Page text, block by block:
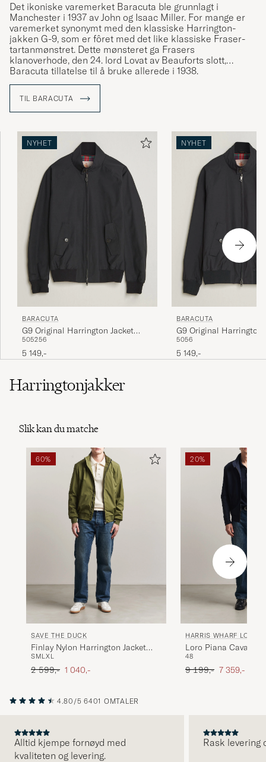
Det ikoniske varemerket Baracuta ble grunnlagt i
Manchester i 1937 av John og Isaac Miller. For mange er
varemerket synonymt med den klassiske Harrington-
jakken G-9, som er fôret med det like klassiske Fraser-
tartanmønstret. Dette mønsteret ga Frasers
klanoverhode, den 24. lord Lovat av Beauforts slott,
Baracuta tillatelse til å bruke allerede i 1938.
TIL BARACUTA
NYHET
BARACUTA
G9 Original Harrington Jacket
Black
505256
5 149,-
NYHET
BARACUTA
G9 Original Harrington
Dark Navy
5056
5 149,-
Harringtonjakker
Slik kan du matche
60%
SAVE THE DUCK
Finlay Nylon Harrington Jacket
Dusty Olive
SMLXL
Ordinær pris
2 599,- Nedsatt pris
1 040,-
20%
HARRIS WHARF
Loro Piana Cavalry
Harrington Jacket
48
Ordinær pris
9 199,- Nedsatt pris
7 359,-
4.80/5 6401 OMTALER
Alltid kjempe fornøyd med
kvaliteten og levering.
Rask levering